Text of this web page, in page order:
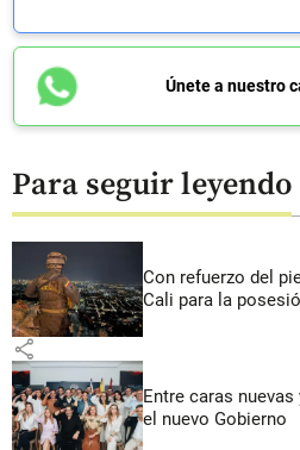
Únete a nuestro
Para seguir leyendo
Con refuerzo del
Cali para la
share
Entre caras
el nuevo Gobierno